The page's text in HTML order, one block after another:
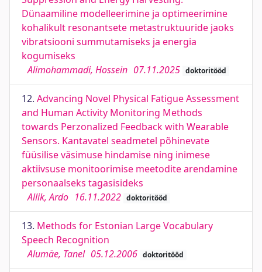
Dünaamiline modelleerimine ja optimeerimine
kohalikult resonantsete metastruktuuride jaoks
vibratsiooni summutamiseks ja energia
kogumiseks
Alimohammadi, Hossein 07.11.2025 doktoritööd
12. Advancing Novel Physical Fatigue Assessment
and Human Activity Monitoring Methods
towards Perzonalized Feedback with Wearable
Sensors. Kantavatel seadmetel põhinevate
füüsilise väsimuse hindamise ning inimese
aktiivsuse monitoorimise meetodite arendamine
personaalseks tagasisideks
Allik, Ardo 16.11.2022 doktoritööd
13. Methods for Estonian Large Vocabulary
Speech Recognition
Alumäe, Tanel 05.12.2006 doktoritööd